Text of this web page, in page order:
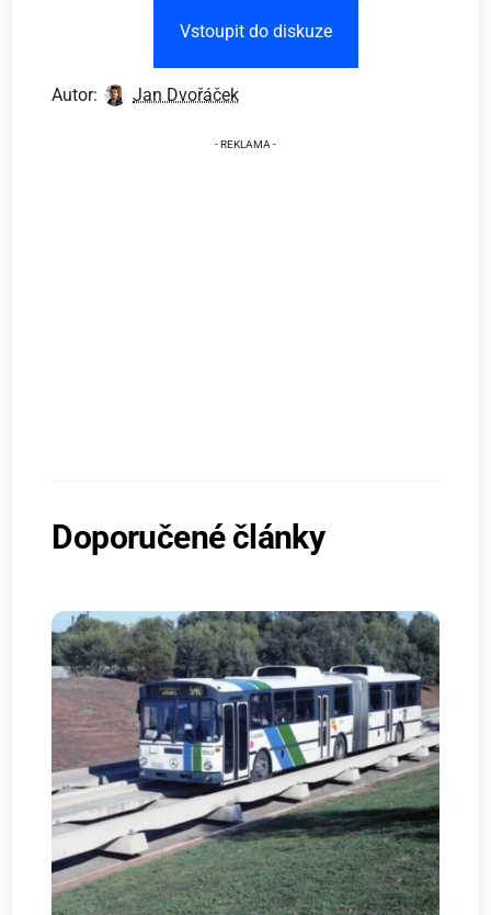
Vstoupit do diskuze
Autor: Jan Dvořáček
Doporučené články